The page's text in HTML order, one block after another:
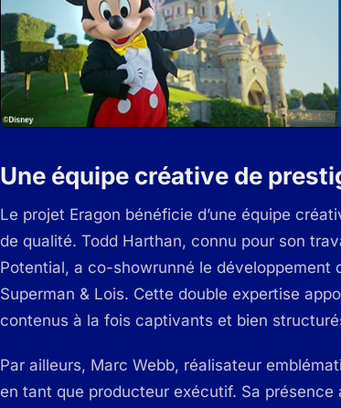
Une équipe créative de
Le projet Eragon bénéficie d’une équipe
de qualité. Todd Harthan, connu pour son
Potential, a co-showrunné le
Superman & Lois. Cette double expertise
contenus à la fois captivants et bien
Par ailleurs, Marc Webb, réalisateur
en tant que producteur exécutif. Sa